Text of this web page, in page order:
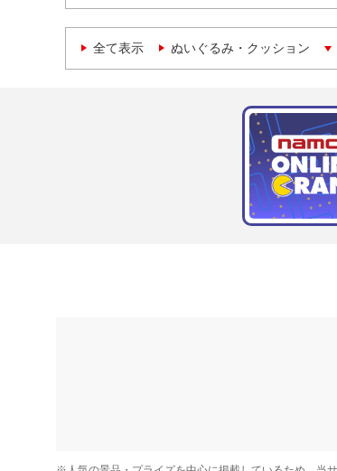
全て表示 ぬいぐるみ・クッション